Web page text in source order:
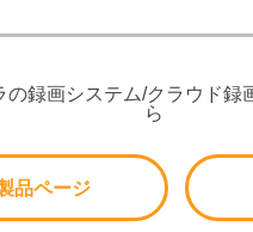
の録画システム/クラウド録
ら
品ページ